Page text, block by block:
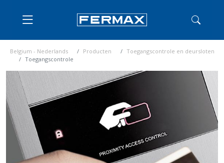
Belgium - Nederlands Producten
Toegangscontrole en deursloten
Toegangscontrole